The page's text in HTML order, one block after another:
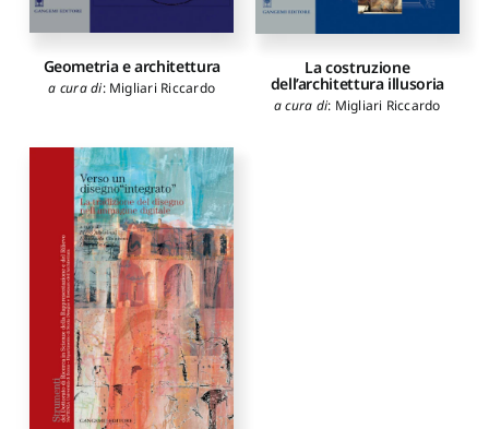
Geometria e architettura
a cura di: Migliari Riccardo
La costruzione
dell’architettura illusoria
a cura di: Migliari Riccardo